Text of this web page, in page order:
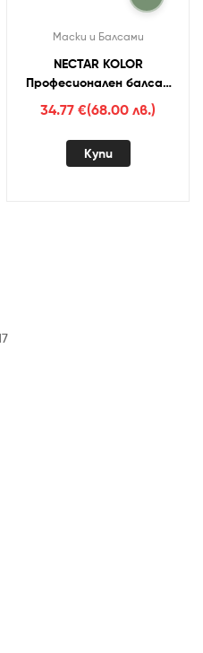
Маски и Балсами
NECTAR KOLOR
Професионален балсам
за след боядисване 1000
мл.
34.77 €(68.00 лв.)
Купи